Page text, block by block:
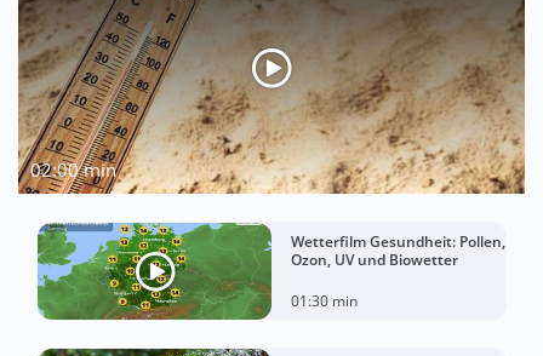
02:00 min
Wetterfilm Gesundheit: Pollen,
Ozon, UV und Biowetter
01:30 min